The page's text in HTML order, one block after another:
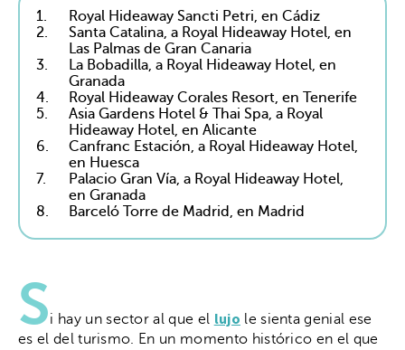
1.
Royal Hideaway Sancti Petri, en Cádiz
2.
Santa Catalina, a Royal Hideaway Hotel, en
Las Palmas de Gran Canaria
3.
La Bobadilla, a Royal Hideaway Hotel, en
Granada
4.
Royal Hideaway Corales Resort, en Tenerife
5.
Asia Gardens Hotel & Thai Spa, a Royal
Hideaway Hotel, en Alicante
6.
Canfranc Estación, a Royal Hideaway Hotel,
en Huesca
7.
Palacio Gran Vía, a Royal Hideaway Hotel,
en Granada
8.
Barceló Torre de Madrid, en Madrid
Si hay un sector al que el lujo le sienta genial ese
es el del turismo. En un momento histórico en el que